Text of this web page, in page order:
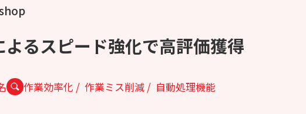
るスピード強化で高評価獲得
作業効率化 作業ミス削減 自動処理機能